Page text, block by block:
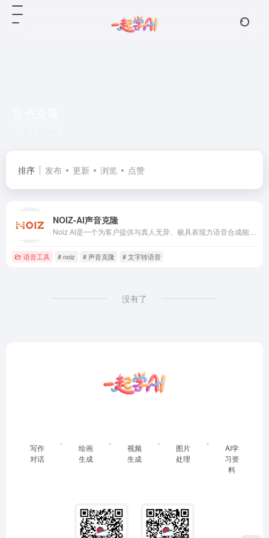
排序 发布 更新 浏览 点赞
NOIZ-AI声音克隆
语音工具 # noiz # 声音克隆 # 文字转语音
没有了
写作
对话
绘画
生成
视频
生成
图片
处理
AI学
习资
料